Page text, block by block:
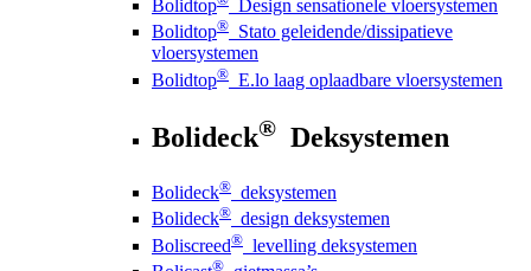
Bolidtop
Design sensationele vloersystemen
Bolidtop® Stato geleidende/dissipatieve
vloersystemen
Bolidtop® E.lo laag oplaadbare vloersystemen
Bolideck® Deksystemen
Bolideck® deksystemen
Bolideck® design deksystemen
Boliscreed® levelling deksystemen
®